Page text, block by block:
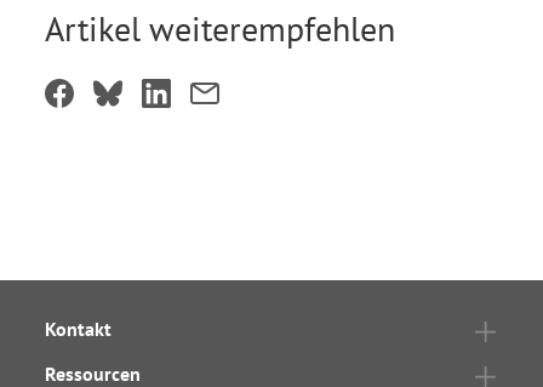
Artikel weiterempfehlen
Kontakt
Ressourcen